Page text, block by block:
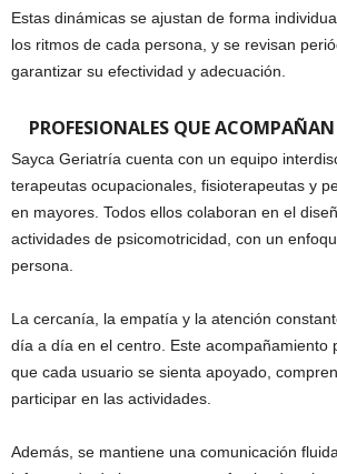
Estas dinámicas se ajustan de forma
los ritmos de cada persona, y se revisan
garantizar su efectividad y adecuación.
PROFESIONALES QUE ACOMPAÑAN
Sayca Geriatría cuenta con un equipo
terapeutas ocupacionales, fisioterapeutas y
en mayores. Todos ellos colaboran en el
actividades de psicomotricidad, con un
persona.
La cercanía, la empatía y la atención
día a día en el centro. Este acompañamiento
que cada usuario se sienta apoyado,
participar en las actividades.
Además, se mantiene una comunicación